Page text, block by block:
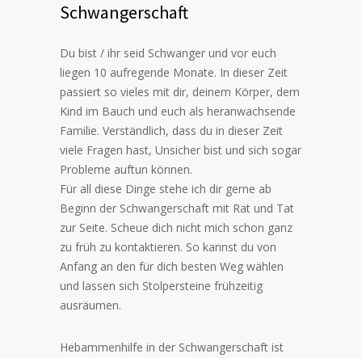
Schwangerschaft
Du bist / ihr seid Schwanger und vor euch
liegen 10 aufregende Monate. In dieser Zeit
passiert so vieles mit dir, deinem Körper, dem
Kind im Bauch und euch als heranwachsende
Familie. Verständlich, dass du in dieser Zeit
viele Fragen hast, Unsicher bist und sich sogar
Probleme auftun können.
Für all diese Dinge stehe ich dir gerne ab
Beginn der Schwangerschaft mit Rat und Tat
zur Seite. Scheue dich nicht mich schon ganz
zu früh zu kontaktieren. So kannst du von
Anfang an den für dich besten Weg wählen
und lassen sich Stolpersteine frühzeitig
ausräumen.
Hebammenhilfe in der Schwangerschaft ist